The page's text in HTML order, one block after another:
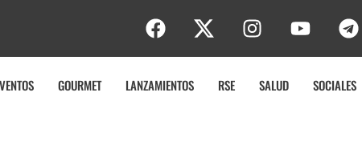
GOURMET LANZAMIENTOS RSE SALUD SOCIALES